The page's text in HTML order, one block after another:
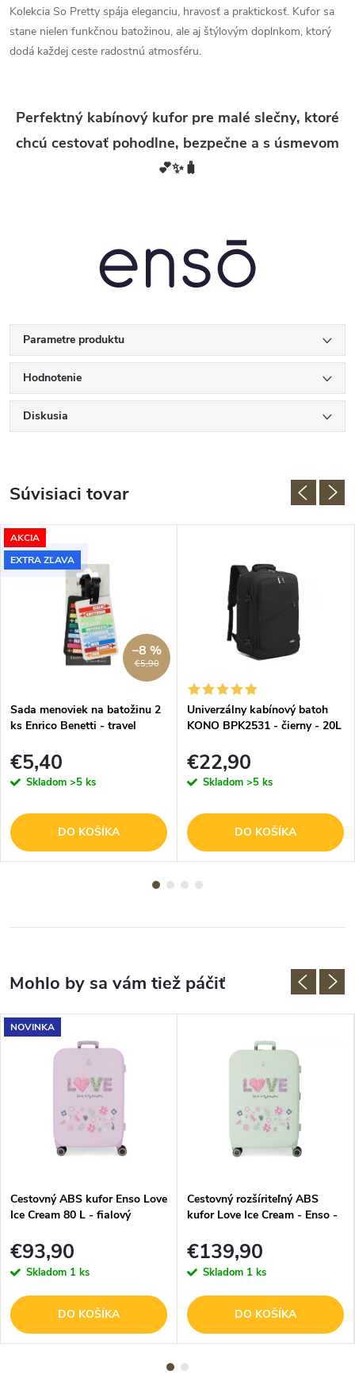
Kolekcia So Pretty spája eleganciu, hravosť a praktickosť. Kufor sa
stane nielen funkčnou batožinou, ale aj štýlovým doplnkom, ktorý
dodá každej ceste radostnú atmosféru.
Perfektný kabínový kufor pre malé slečny, ktoré
chcú cestovať pohodlne, bezpečne a s úsmevom
💕✨🧳
Parametre produktu
Hodnotenie
Diskusia
Súvisiaci tovar
AKCIA
EXTRA ZĽAVA
€5,90
–8 %
Sada menoviek na batožinu 2
ks Enrico Benetti - travel
€5,40
Skladom >5 ks
DO KOŠÍKA
Univerzálny kabínový batoh
KONO BPK2531 - čierny - 20L
€22,90
Skladom >5 ks
DO KOŠÍKA
NOVINKA
Cestovný ABS kufor Enso Love
Ice Cream 80 L - fialový
€93,90
Skladom 1 ks
DO KOŠÍKA
Cestovný rozšíriteľný ABS
kufor Love Ice Cream - Enso -
€139,90
Skladom 1 ks
DO KOŠÍKA